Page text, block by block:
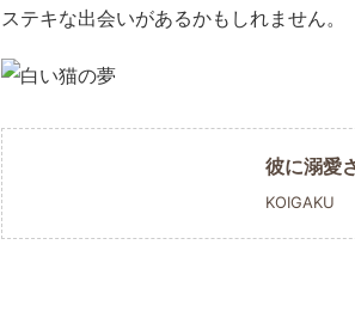
ステキな出会いがあるかもしれません。
彼に溺愛
KOIGAKU